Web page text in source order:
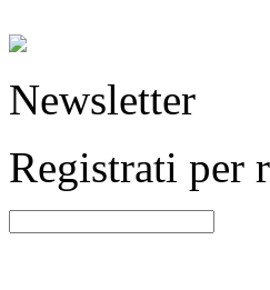
Newsletter
Registrati per